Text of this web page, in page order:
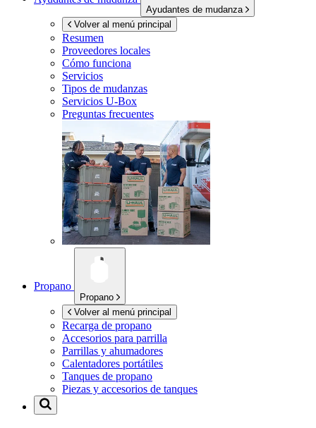
Ayudantes de mudanza
Volver al menú principal
Resumen
Proveedores locales
Cómo funciona
Servicios
Tipos de mudanzas
Servicios U-Box
Preguntas frecuentes
Propano
Propano
Volver al menú principal
Recarga de propano
Accesorios para parrilla
Parrillas y ahumadores
Calentadores portátiles
Tanques de propano
Piezas y accesorios de tanques